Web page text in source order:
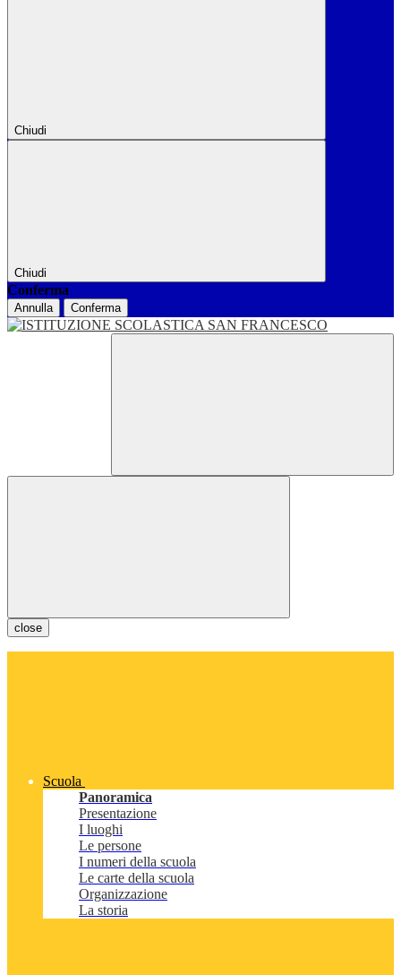
Chiudi
Chiudi
Conferma
Annulla Conferma
close
Scuola
Panoramica
Presentazione
I luoghi
Le persone
I numeri della scuola
Le carte della scuola
Organizzazione
La storia